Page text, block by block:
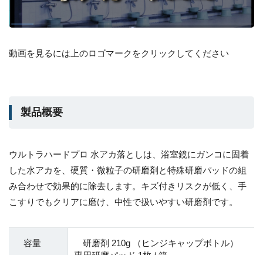
動画を見るには上のロゴマークをクリックしてください
製品概要
ウルトラハードプロ 水アカ落としは、浴室鏡にガンコに固着
した水アカを、硬質・微粒子の研磨剤と特殊研磨パッドの組
み合わせで効果的に除去します。キズ付きリスクが低く、手
こすりでもクリアに磨け、中性で扱いやすい研磨剤です。
容量
研磨剤 210g （ヒンジキャップボトル）